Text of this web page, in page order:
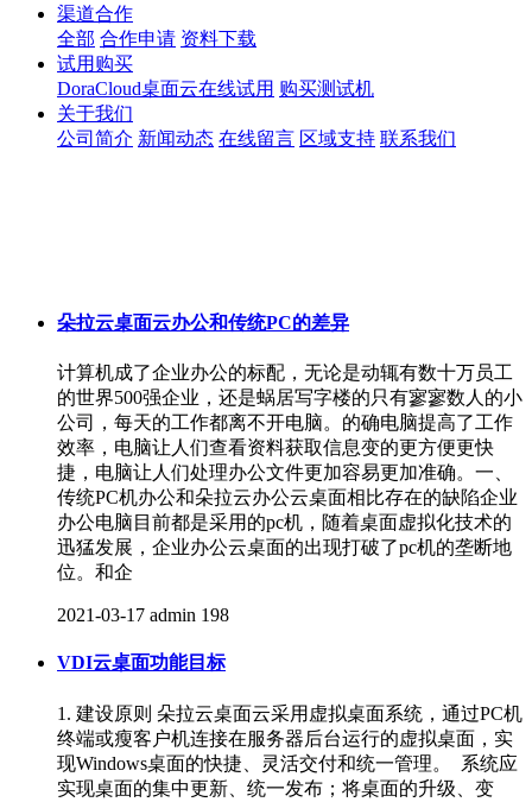
渠道合作
全部 合作申请 资料下载
试用购买
DoraCloud桌面云在线试用 购买测试机
关于我们
公司简介 新闻动态 在线留言 区域支持 联系我们
朵拉云桌面云办公和传统PC的差异
计算机成了企业办公的标配，无论是动辄有数十万员工
的世界500强企业，还是蜗居写字楼的只有寥寥数人的小
公司，每天的工作都离不开电脑。的确电脑提高了工作
效率，电脑让人们查看资料获取信息变的更方便更快
捷，电脑让人们处理办公文件更加容易更加准确。一、
传统PC机办公和朵拉云办公云桌面相比存在的缺陷企业
办公电脑目前都是采用的pc机，随着桌面虚拟化技术的
迅猛发展，企业办公云桌面的出现打破了pc机的垄断地
位。和企
2021-03-17 admin 198
VDI云桌面功能目标
1. 建设原则 朵拉云桌面云采用虚拟桌面系统，通过PC机
终端或瘦客户机连接在服务器后台运行的虚拟桌面，实
现Windows桌面的快捷、灵活交付和统一管理。 系统应
实现桌面的集中更新、统一发布；将桌面的升级、变